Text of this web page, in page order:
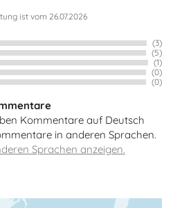
ist vom 26.07.2026
(3)
(5)
(1)
(0)
(0)
Kommentare auf Deutsch
in anderen Sprachen.